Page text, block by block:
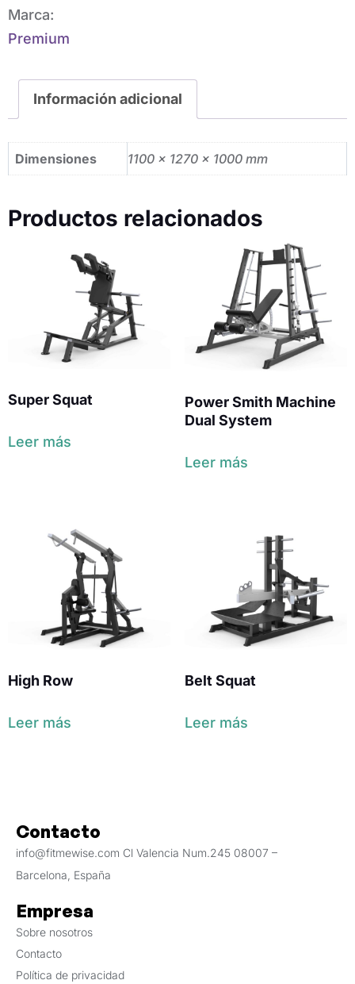
Marca:
Premium
Información adicional
Dimensiones 1100 × 1270 × 1000 mm
Productos relacionados
Super Squat
Leer más
Power Smith Machine
Dual System
Leer más
High Row
Leer más
Belt Squat
Leer más
Contacto
info@fitmewise.com Cl Valencia Num.245 08007 –
Barcelona, España
Empresa
Sobre nosotros
Contacto
Política de privacidad